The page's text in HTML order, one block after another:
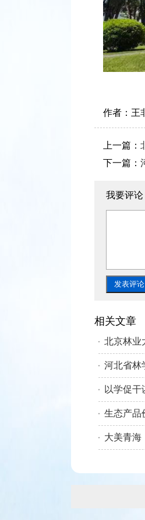
作者： 王
上一篇：
下一篇：
我要评论
相关文章
北京林业
河北省林
以学促干
生态产品
大美青海